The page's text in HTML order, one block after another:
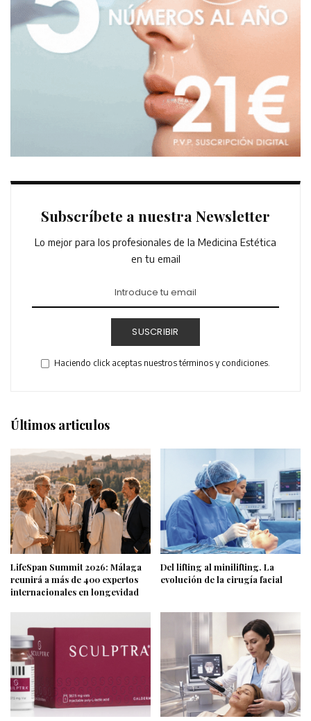
Subscríbete a nuestra Newsletter
Lo mejor para los profesionales de la Medicina Estética
en tu email
SUSCRIBIR
Haciendo click aceptas nuestros términos y condiciones.
Últimos articulos
LifeSpan Summit 2026: Málaga
reunirá a más de 400 expertos
internacionales en longevidad
Del lifting al minilifting. La
evolución de la cirugía facial